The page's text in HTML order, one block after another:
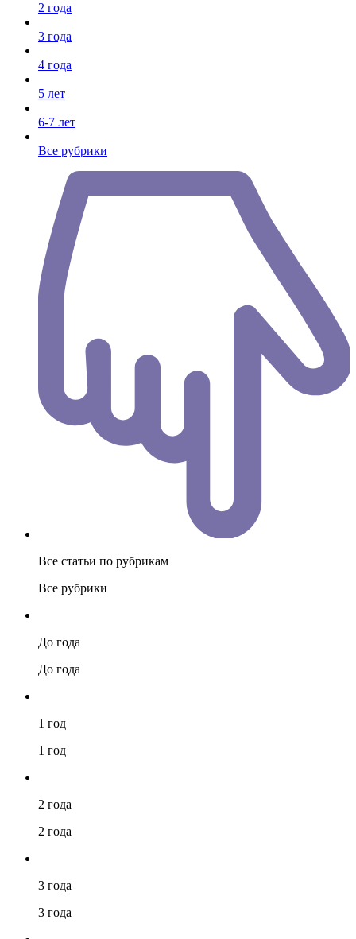
2 года
3 года
4 года
5 лет
6-7 лет
Все рубрики
Все статьи по рубрикам
Все рубрики
До года
До года
1 год
1 год
2 года
2 года
3 года
3 года